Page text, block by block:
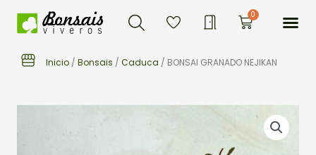
Buscar 0Carrito
Inicio / Bonsais / Caduca / BONSAI GRANADO NEJIKAN